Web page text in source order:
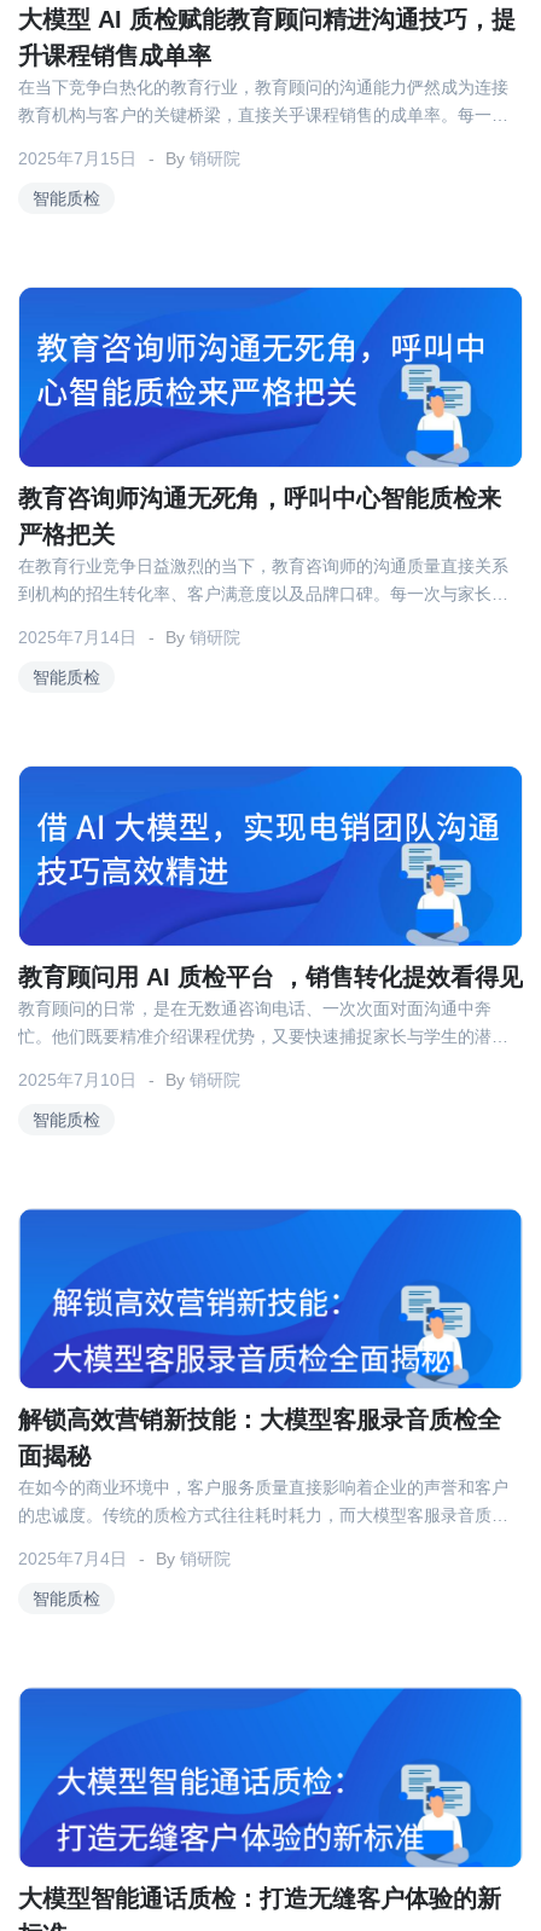
智能质检
大模型 AI 质检赋能教育顾问精进沟通技巧，提
升课程销售成单率
2025年7月15日 By 销研院
在当下竞争白热化的教育行业，教育顾问的沟通能力俨然成为连接
教育机构与客户的关键桥梁，直接关乎课程销售的成单率。每一次
作的机会。然而，传统沟通模式下，教育顾问往往面临诸多难题，
难以实现高效转化。而大模型 AI 质检技术的出现，为教育顾问突破
智能质检
教育咨询师沟通无死角，呼叫中心智能质检来
严格把关
2025年7月14日 By 销研院
在教育行业竞争日益激烈的当下，教育咨询师的沟通质量直接关系
到机构的招生转化率、客户满意度以及品牌口碑。每一次与家长或
致客户流失。然而，面对每天成百上千通的咨询电话，传统的人工
质检方式早已力不从心，难以实现沟通质量的全面把控。呼叫中心
智能质检
教育顾问用 AI 质检平台 ，销售转化提效看得见
2025年7月10日 By 销研院
教育顾问的日常，是在无数通咨询电话、一次次面对面沟通中奔
忙。他们既要精准介绍课程优势，又要快速捕捉家长与学生的潜在
而，销售转化效率低却成了许多教育机构难以突破的瓶颈。
智能质检
解锁高效营销新技能：大模型客服录音质检全
面揭秘
2025年7月4日 By 销研院
在如今的商业环境中，客户服务质量直接影响着企业的声誉和客户
的忠诚度。传统的质检方式往往耗时耗力，而大模型客服录音质检
了高效营销的新技能。本文将全面揭秘这项技术如何提升客户服务
和企业营销效果。
大模型智能通话质检：打造无缝客户体验的新